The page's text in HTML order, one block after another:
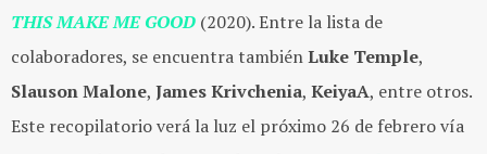
THIS MAKE ME GOOD (2020). Entre la lista de
colaboradores, se encuentra tambiénLuke Temple,
Slauson Malone, James Krivchenia, KeiyaA, entre otros.
Este recopilatorio verá la luz el próximo 26 de febrero vía